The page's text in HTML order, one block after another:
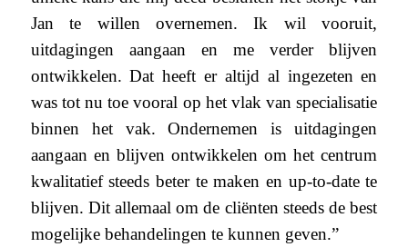
Jan te willen overnemen. Ik wil vooruit,
uitdagingen aangaan en me verder blijven
ontwikkelen. Dat heeft er altijd al ingezeten en
was tot nu toe vooral op het vlak van specialisatie
binnen het vak. Ondernemen is uitdagingen
aangaan en blijven ontwikkelen om het centrum
kwalitatief steeds beter te maken en up-to-date te
blijven. Dit allemaal om de cliënten steeds de best
mogelijke behandelingen te kunnen geven.”